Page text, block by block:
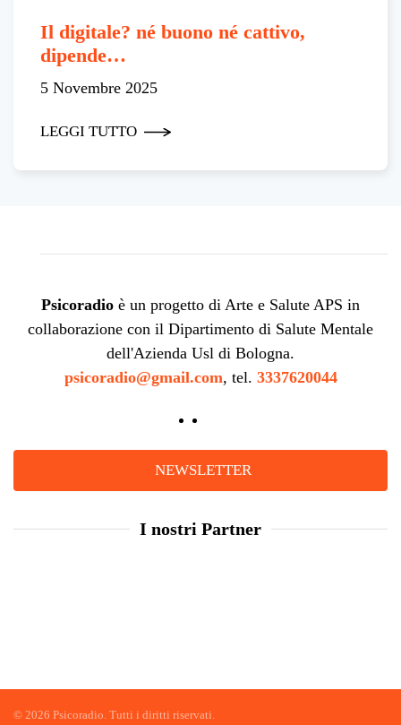
Il digitale? né buono né cattivo,
dipende…
5 Novembre 2025
LEGGI TUTTO
Psicoradio è un progetto di Arte e Salute APS in
collaborazione con il Dipartimento di Salute Mentale
dell'Azienda Usl di Bologna.
psicoradio@gmail.com, tel. 3337620044
NEWSLETTER
I nostri Partner
© 2026 Psicoradio. Tutti i diritti riservati.